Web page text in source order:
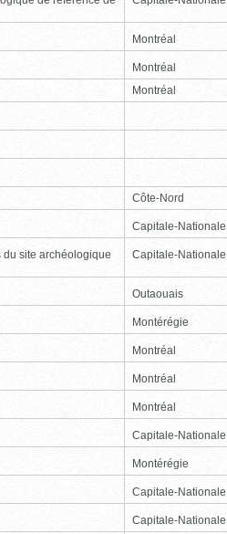
Montréal
Montréal
Montréal
Côte-Nord
Capitale-Nationale
site archéologique
Capitale-Nationale
Outaouais
Montérégie
Montréal
Montréal
Montréal
Capitale-Nationale
Montérégie
Capitale-Nationale
Capitale-Nationale